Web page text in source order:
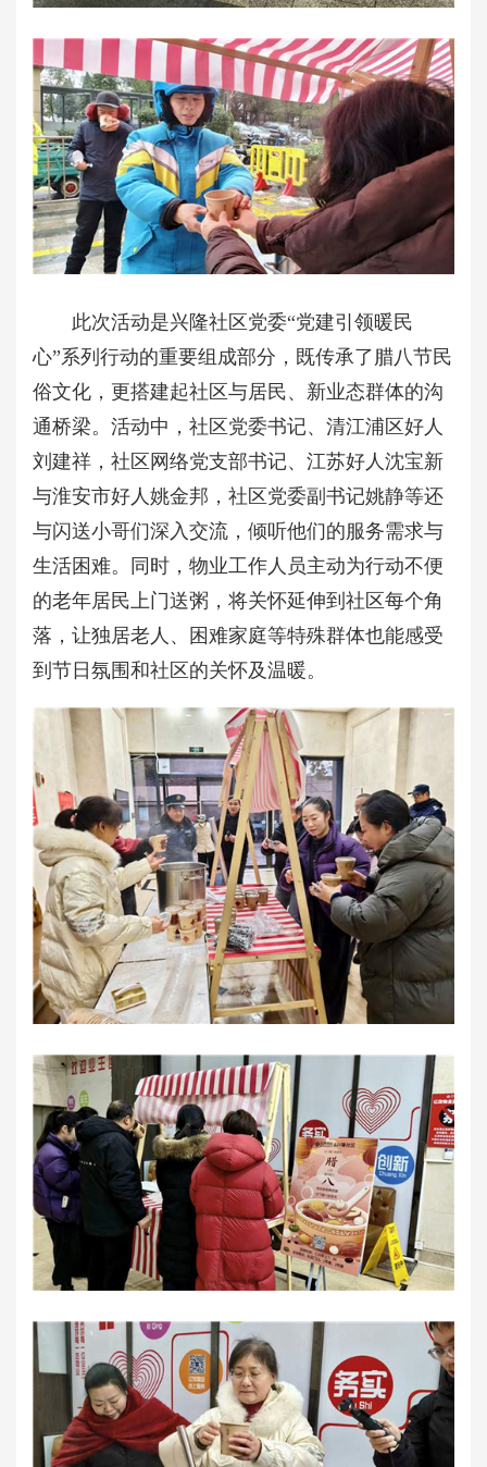
此次活动是兴隆社区党委“党建引领暖民
心”系列行动的重要组成部分，既传承了腊八节民
俗文化，更搭建起社区与居民、新业态群体的沟
通桥梁。活动中，社区党委书记、清江浦区好人
刘建祥，社区网络党支部书记、江苏好人沈宝新
与淮安市好人姚金邦，社区党委副书记姚静等还
与闪送小哥们深入交流，倾听他们的服务需求与
生活困难。同时，物业工作人员主动为行动不便
的老年居民上门送粥，将关怀延伸到社区每个角
落，让独居老人、困难家庭等特殊群体也能感受
到节日氛围和社区的关怀及温暖。